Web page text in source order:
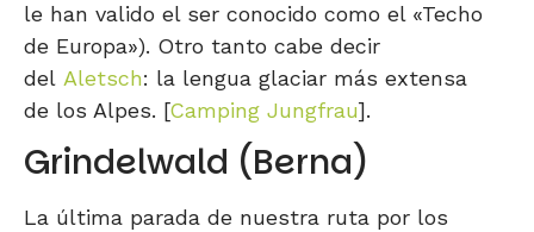
le han valido el ser conocido como el «Techo
de Europa»). Otro tanto cabe decir
del Aletsch: la lengua glaciar más extensa
de los Alpes. [Camping Jungfrau].
Grindelwald (Berna)
La última parada de nuestra ruta por los